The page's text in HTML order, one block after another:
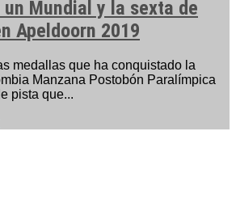
Mundial y la sexta de
Apeldoorn 2019
medallas que ha conquistado la
Manzana Postobón Paralímpica
pista que...